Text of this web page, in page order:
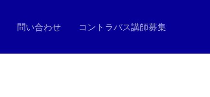
問い合わせ コントラバス講師募集